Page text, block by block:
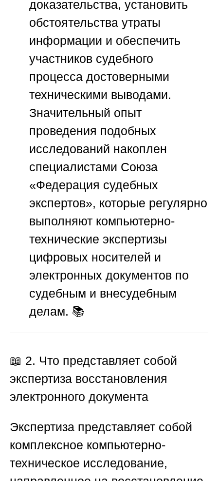
доказательства, установить
обстоятельства утраты
информации и обеспечить
участников судебного
процесса достоверными
техническими выводами.
Значительный опыт
проведения подобных
исследований накоплен
специалистами Союза
«Федерация судебных
экспертов», которые регулярно
выполняют компьютерно-
технические экспертизы
цифровых носителей и
электронных документов по
судебным и внесудебным
делам. 📚
📖 2. Что представляет собой
экспертиза восстановления
электронного документа
Экспертиза представляет собой
комплексное компьютерно-
техническое исследование,